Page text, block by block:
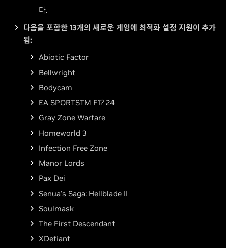
다.
다음을 포함한 13개의 새로운 게임에 최적화 설정 지원이 추가
됨:
Abiotic Factor
Bellwright
Bodycam
EA SPORTSTM F1? 24
Gray Zone Warfare
Homeworld 3
Infection Free Zone
Manor Lords
Pax Dei
Senua's Saga: Hellblade II
Soulmask
The First Descendant
XDefiant